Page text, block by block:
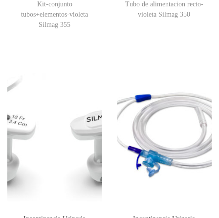
Kit-conjunto
tubos+elementos-violeta
Silmag 355
Tubo de alimentacion recto-
violeta Silmag 350